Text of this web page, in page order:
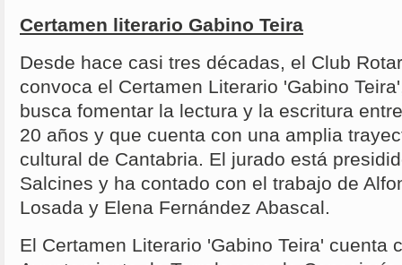
Certamen literario Gabino Teira
Desde hace casi tres décadas, el Club
convoca el Certamen Literario 'Gabino
busca fomentar la lectura y la escritura
20 años y que cuenta con una amplia
cultural de Cantabria. El jurado está
Salcines y ha contado con el trabajo de
Losada y Elena Fernández Abascal.
El Certamen Literario 'Gabino Teira' cuenta